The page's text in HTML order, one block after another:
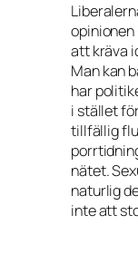
opinionen
att kräva
Man kan
har
i stället
tillfällig
nätet.
naturlig
inte att